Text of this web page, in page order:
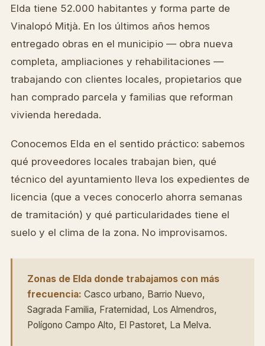
Elda tiene 52.000 habitantes y forma parte de
Vinalopó Mitjà. En los últimos años hemos
entregado obras en el municipio — obra nueva
completa, ampliaciones y rehabilitaciones —
trabajando con clientes locales, propietarios que
han comprado parcela y familias que reforman
vivienda heredada.
Conocemos Elda en el sentido práctico: sabemos
qué proveedores locales trabajan bien, qué
técnico del ayuntamiento lleva los expedientes de
licencia (que a veces conocerlo ahorra semanas
de tramitación) y qué particularidades tiene el
suelo y el clima de la zona. No improvisamos.
Zonas de Elda donde trabajamos con más
frecuencia: Casco urbano, Barrio Nuevo,
Sagrada Familia, Fraternidad, Los Almendros,
Polígono Campo Alto, El Pastoret, La Melva.